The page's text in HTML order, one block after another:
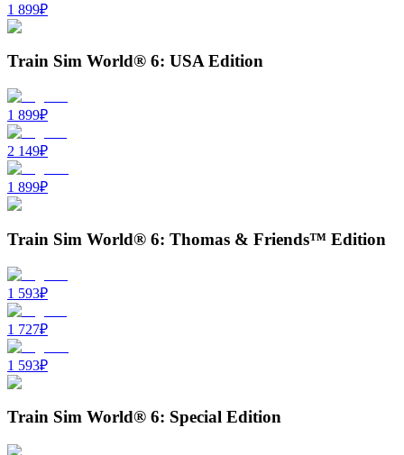
1 899₽
Train Sim World® 6: USA Edition
1 899₽
2 149₽
1 899₽
Train Sim World® 6: Thomas & Friends™ Edition
1 593₽
1 727₽
1 593₽
Train Sim World® 6: Special Edition